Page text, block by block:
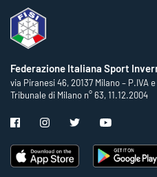
Federazione Italiana Sport
via Piranesi 46, 20137 Milano – P.IVA
Tribunale di Milano n° 63, 11.12.2004